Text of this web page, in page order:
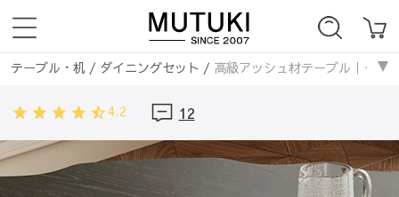
テーブル・机 / ダイニングセット / 高級アッシュ材テーブル｜クラ
テーブル・机/ダイニングテーブル
4.2 12